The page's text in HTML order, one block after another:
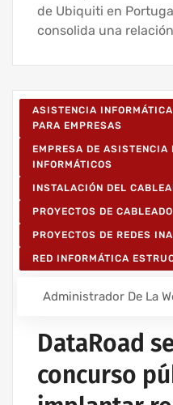
de Ubiquiti en
consolida una
ASISTENCIA
PARA EMPRESAS
EMPRESA DE
INFORMÁTICOS
INSTALACIÓN DEL
PROYECTOS DE
PROYECTOS DE REDES
RED INFORMÁTICA
Administrador De La
DataRoad
concurso